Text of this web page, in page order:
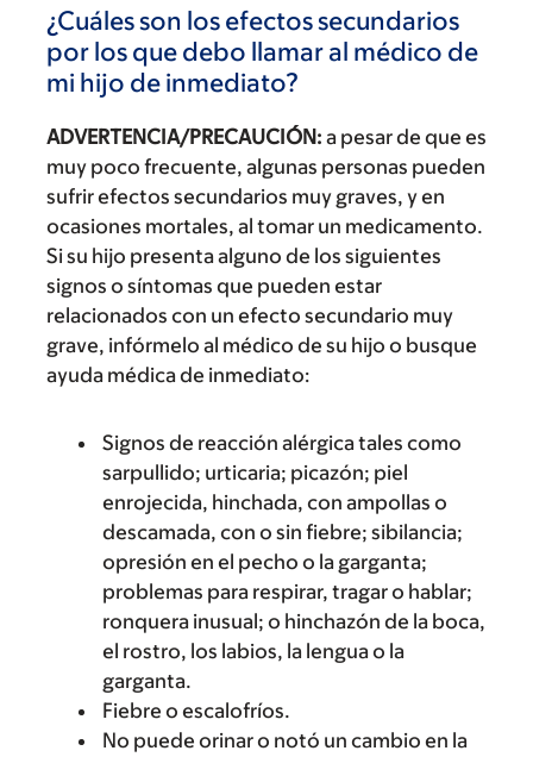
¿Cuáles son los efectos secundarios
por los que debo llamar al médico de
mi hijo de inmediato?
ADVERTENCIA/PRECAUCIÓN: a pesar de que es
muy poco frecuente, algunas personas pueden
sufrir efectos secundarios muy graves, y en
ocasiones mortales, al tomar un medicamento.
Si su hijo presenta alguno de los siguientes
signos o síntomas que pueden estar
relacionados con un efecto secundario muy
grave, infórmelo al médico de su hijo o busque
ayuda médica de inmediato:
Signos de reacción alérgica tales como
sarpullido; urticaria; picazón; piel
enrojecida, hinchada, con ampollas o
descamada, con o sin fiebre; sibilancia;
opresión en el pecho o la garganta;
problemas para respirar, tragar o hablar;
ronquera inusual; o hinchazón de la boca,
el rostro, los labios, la lengua o la
garganta.
Fiebre o escalofríos.
No puede orinar o notó un cambio en la